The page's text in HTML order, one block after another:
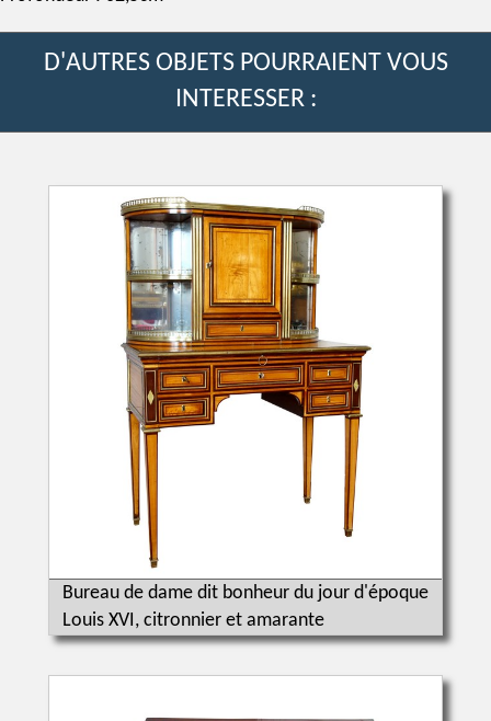
D'AUTRES OBJETS POURRAIENT VOUS
INTERESSER :
Bureau de dame dit bonheur du jour d'époque
Louis XVI, citronnier et amarante